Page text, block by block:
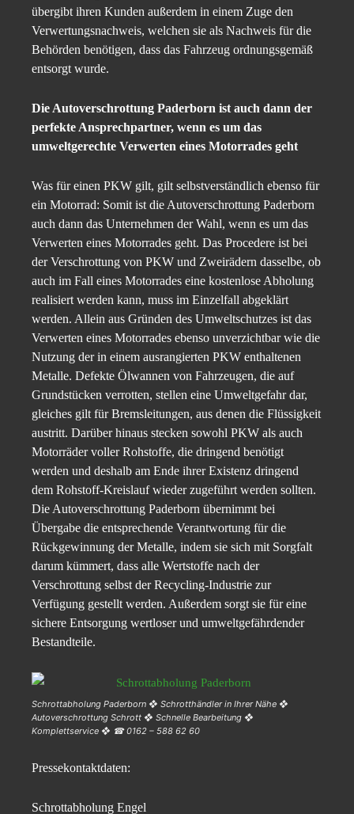
übergibt ihren Kunden außerdem in einem Zuge den
Verwertungsnachweis, welchen sie als Nachweis für die
Behörden benötigen, dass das Fahrzeug ordnungsgemäß
entsorgt wurde.
Die Autoverschrottung Paderborn ist auch dann der
perfekte Ansprechpartner, wenn es um das
umweltgerechte Verwerten eines Motorrades geht
Was für einen PKW gilt, gilt selbstverständlich ebenso für
ein Motorrad: Somit ist die Autoverschrottung Paderborn
auch dann das Unternehmen der Wahl, wenn es um das
Verwerten eines Motorrades geht. Das Procedere ist bei
der Verschrottung von PKW und Zweirädern dasselbe, ob
auch im Fall eines Motorrades eine kostenlose Abholung
realisiert werden kann, muss im Einzelfall abgeklärt
werden. Allein aus Gründen des Umweltschutzes ist das
Verwerten eines Motorrades ebenso unverzichtbar wie die
Nutzung der in einem ausrangierten PKW enthaltenen
Metalle. Defekte Ölwannen von Fahrzeugen, die auf
Grundstücken verrotten, stellen eine Umweltgefahr dar,
gleiches gilt für Bremsleitungen, aus denen die Flüssigkeit
austritt. Darüber hinaus stecken sowohl PKW als auch
Motorräder voller Rohstoffe, die dringend benötigt
werden und deshalb am Ende ihrer Existenz dringend
dem Rohstoff-Kreislauf wieder zugeführt werden sollten.
Die Autoverschrottung Paderborn übernimmt bei
Übergabe die entsprechende Verantwortung für die
Rückgewinnung der Metalle, indem sie sich mit Sorgfalt
darum kümmert, dass alle Wertstoffe nach der
Verschrottung selbst der Recycling-Industrie zur
Verfügung gestellt werden. Außerdem sorgt sie für eine
sichere Entsorgung wertloser und umweltgefährdender
Bestandteile.
Schrottabholung Paderborn ❖ Schrotthändler in Ihrer Nähe ❖
Autoverschrottung Schrott ❖ Schnelle Bearbeitung ❖
Komplettservice ❖ ☎ 0162 – 588 62 60
Pressekontaktdaten:
Schrottabholung Engel